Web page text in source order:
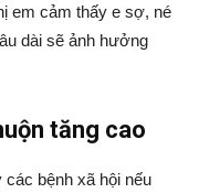
em cảm thấy e sợ, né
dài sẽ ảnh hưởng
tăng cao
bệnh xã hội nếu